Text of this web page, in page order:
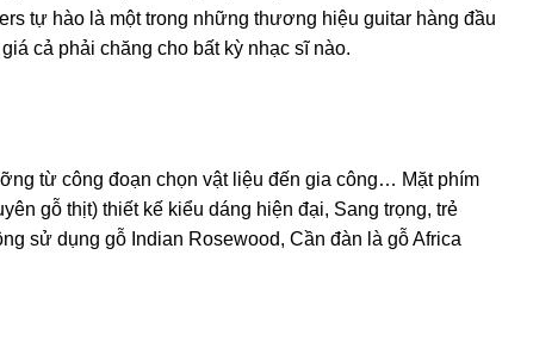
tự hào là một trong những thương hiệu guitar hàng đầu
cả phải chăng cho bất kỳ nhạc sĩ nào.
từ công đoạn chọn vật liệu đến gia công… Mặt phím
gỗ thịt) thiết kế kiểu dáng hiện đại, Sang trọng, trẻ
sử dụng gỗ Indian Rosewood, Cần đàn là gỗ Africa